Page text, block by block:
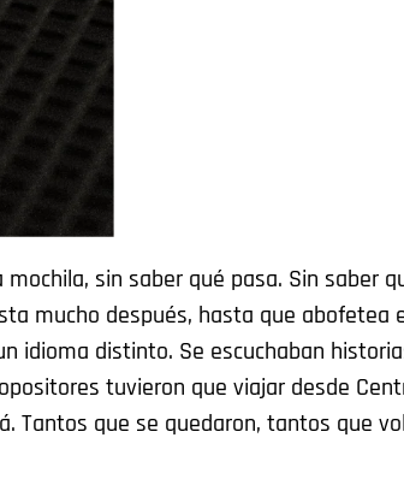
sin saber qué pasa. Sin saber
mucho después, hasta que
idioma distinto. Se escuchaban
tuvieron que viajar desde
Tantos que se quedaron, tantos que